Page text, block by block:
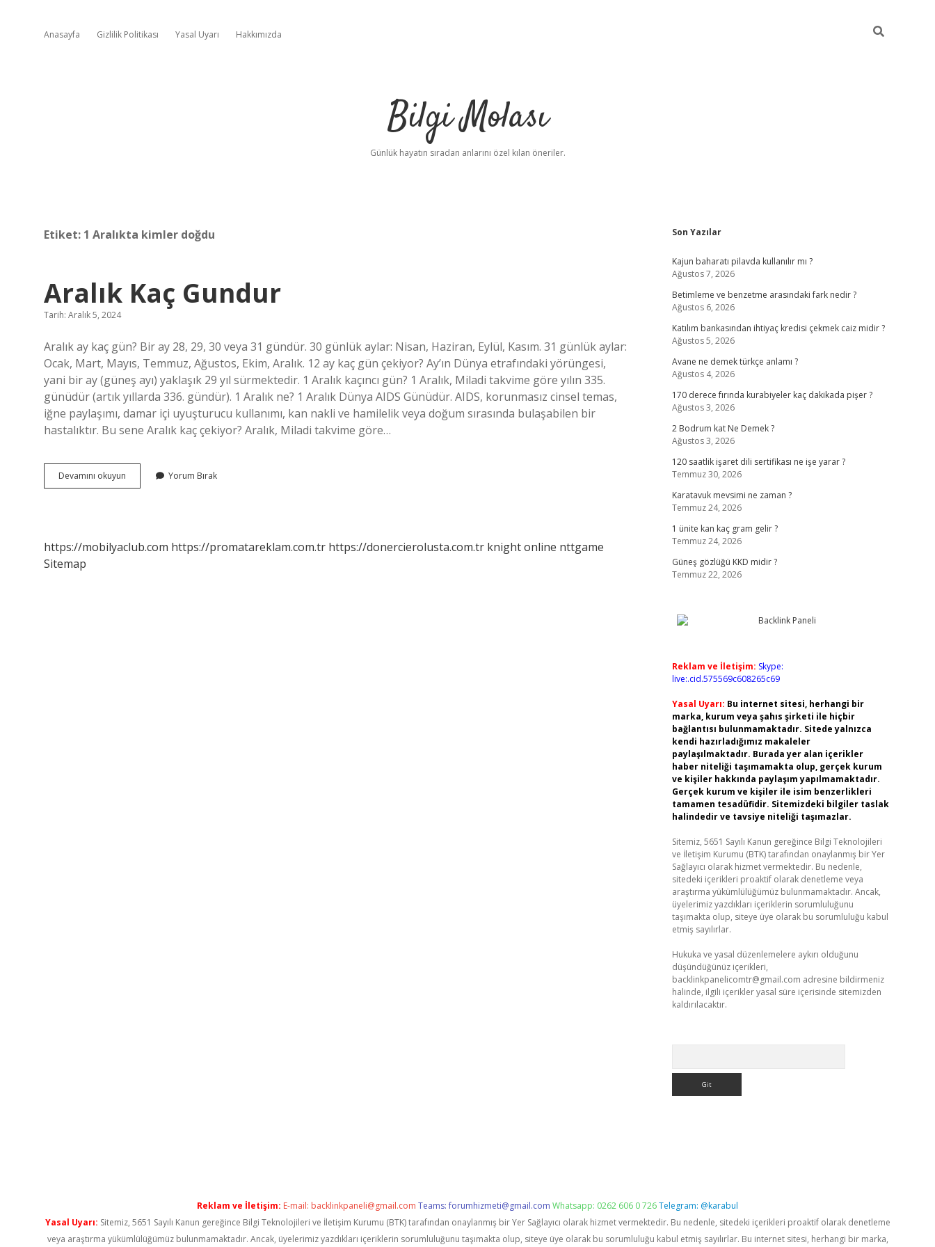
Anasayfa Gizlilik Politikası Yasal Uyarı Hakkımızda
Bilgi Molası
Günlük hayatın sıradan anlarını özel kılan öneriler.
Etiket: 1 Aralıkta kimler doğdu
Aralık Kaç Gundur
Tarih: Aralık 5, 2024
Aralık ay kaç gün? Bir ay 28, 29, 30 veya 31 gündür. 30 günlük aylar: Nisan, Haziran, Eylül, Kasım. 31 günlük aylar:
Ocak, Mart, Mayıs, Temmuz, Ağustos, Ekim, Aralık. 12 ay kaç gün çekiyor? Ay’ın Dünya etrafındaki yörüngesi,
yani bir ay (güneş ayı) yaklaşık 29 yıl sürmektedir. 1 Aralık kaçıncı gün? 1 Aralık, Miladi takvime göre yılın 335.
günüdür (artık yıllarda 336. gündür). 1 Aralık ne? 1 Aralık Dünya AIDS Günüdür. AIDS, korunmasız cinsel temas,
iğne paylaşımı, damar içi uyuşturucu kullanımı, kan nakli ve hamilelik veya doğum sırasında bulaşabilen bir
hastalıktır. Bu sene Aralık kaç çekiyor? Aralık, Miladi takvime göre…
Devamını okuyun
Kaç
Yorum Bırak
https://mobilyaclub.com https://promatareklam.com.tr https://donercierolusta.com.tr knight online nttgame
Sitemap
Sidebar
Son Yazılar
Kajun baharatı pilavda kullanılır mı ?
Ağustos 7, 2026
Betimleme ve benzetme arasındaki fark nedir ?
Ağustos 6, 2026
Katılım bankasından ihtiyaç kredisi çekmek caiz midir ?
Ağustos 5, 2026
Avane ne demek türkçe anlamı ?
Ağustos 4, 2026
170 derece fırında kurabiyeler kaç dakikada pişer ?
Ağustos 3, 2026
2 Bodrum kat Ne Demek ?
Ağustos 3, 2026
120 saatlik işaret dili sertifikası ne işe yarar ?
Temmuz 30, 2026
Karatavuk mevsimi ne zaman ?
Temmuz 24, 2026
1 ünite kan kaç gram gelir ?
Temmuz 24, 2026
Güneş gözlüğü KKD midir ?
Temmuz 22, 2026
Reklam ve İletişim: Skype:
live:.cid.575569c608265c69
Yasal Uyarı: Bu internet sitesi, herhangi bir
marka, kurum veya şahıs şirketi ile hiçbir
bağlantısı bulunmamaktadır. Sitede yalnızca
kendi hazırladığımız makaleler
paylaşılmaktadır. Burada yer alan içerikler
haber niteliği taşımamakta olup, gerçek kurum
ve kişiler hakkında paylaşım yapılmamaktadır.
Gerçek kurum ve kişiler ile isim benzerlikleri
tamamen tesadüfidir. Sitemizdeki bilgiler taslak
halindedir ve tavsiye niteliği taşımazlar.
Sitemiz, 5651 Sayılı Kanun gereğince Bilgi Teknolojileri
ve İletişim Kurumu (BTK) tarafından onaylanmış bir Yer
Sağlayıcı olarak hizmet vermektedir. Bu nedenle,
sitedeki içerikleri proaktif olarak denetleme veya
araştırma yükümlülüğümüz bulunmamaktadır. Ancak,
üyelerimiz yazdıkları içeriklerin sorumluluğunu
taşımakta olup, siteye üye olarak bu sorumluluğu kabul
etmiş sayılırlar.
Hukuka ve yasal düzenlemelere aykırı olduğunu
düşündüğünüz içerikleri,
backlinkpanelicomtr@gmail.com adresine bildirmeniz
halinde, ilgili içerikler yasal süre içerisinde sitemizden
kaldırılacaktır.
Reklam ve İletişim: E-mail: backlinkpaneli@gmail.com Teams:forumhizmeti@gmail.com Whatsapp: 0262 606 0 726Telegram: @karabul
Yasal Uyarı: Sitemiz, 5651 Sayılı Kanun gereğince Bilgi Teknolojileri ve İletişim Kurumu (BTK) tarafından onaylanmış bir Yer Sağlayıcı olarak hizmet vermektedir. Bu nedenle, sitedeki içerikleri proaktif olarak denetleme
veya araştırma yükümlülüğümüz bulunmamaktadır. Ancak, üyelerimiz yazdıkları içeriklerin sorumluluğunu taşımakta olup, siteye üye olarak bu sorumluluğu kabul etmiş sayılırlar. Bu internet sitesi, herhangi bir marka,